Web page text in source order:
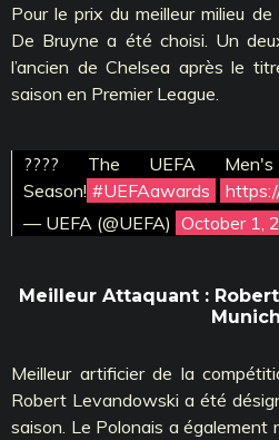
Pour le prix du meilleur milieu
De Bruyne a été choisi. Un
l’ancien de Chelsea après le
saison en Premier League.
???? The UEFA
Season! #UEFAawards
— UEFA (@UEFA) October 1,
Meilleur Attaquant :
Meilleur artificier de la
Robert Levandowski a été
saison. Le Polonais a également